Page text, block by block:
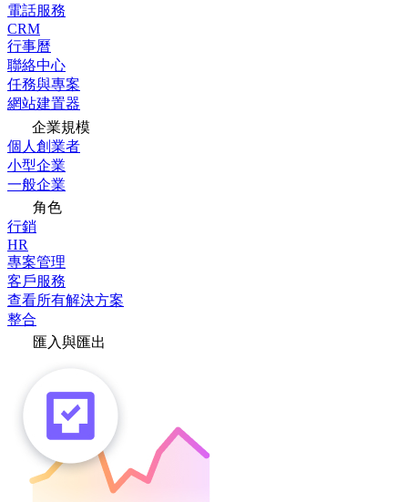
電話服務
CRM
行事曆
聯絡中心
任務與專案
網站建置器
企業規模
個人創業者
小型企業
一般企業
角色
行銷
HR
專案管理
客戶服務
查看所有解決方案
整合
匯入與匯出